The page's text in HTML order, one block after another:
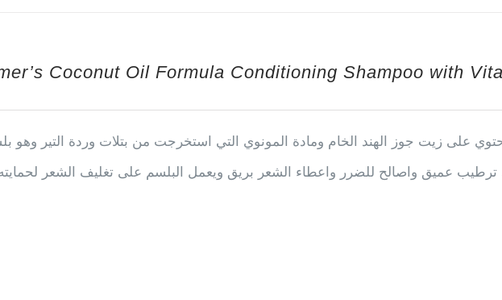
Coconut Oil Formula Conditioning Shampoo with
على زيت جوز الهند الخام ومادة المونوي التي استخرجت من بتلات وردة التير وهو
عميق واصالح للضرر واعطاء الشعر بريق ويعمل البلسم على تغليف الشعر